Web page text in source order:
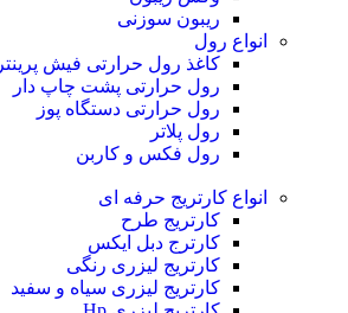
ریبون سوزنی
انواع رول
کاغذ رول حرارتی فیش پرینتر
رول حرارتی پشت چاپ دار
رول حرارتی دستگاه پوز
رول پلاتر
رول فکس و کاربن
انواع کارتریج حرفه ای
کارتریج طرح
کارترج دبل ایکس
کارتریج لیزری رنگی
کارتریج لیزری سیاه و سفید